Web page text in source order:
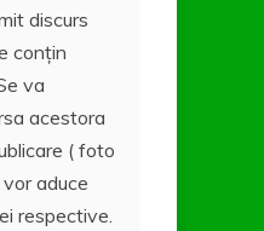
discurs
conțin
va
acestora
( foto
aduce
respective.